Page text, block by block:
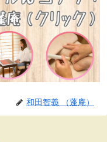
和田智義 （蓬庵）